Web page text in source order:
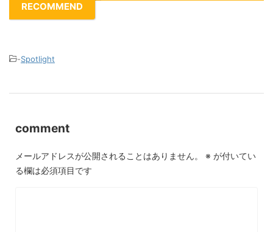
RECOMMEND
-Spotlight
comment
メールアドレスが公開されることはありません。 ※ が付いてい
る欄は必須項目です